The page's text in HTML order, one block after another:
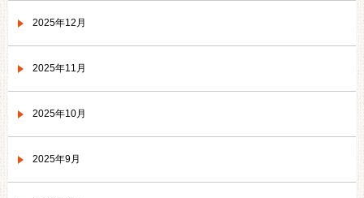
2025年12月
2025年11月
2025年10月
2025年9月